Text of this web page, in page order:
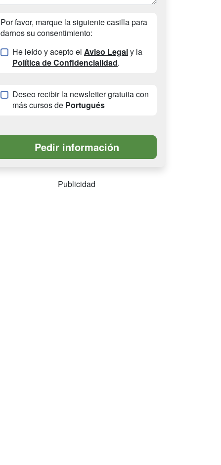
Por favor, marque la siguiente casilla para
darnos su consentimiento:
He leído y acepto el Aviso Legaly la
Política de Confidencialidad.
Deseo recibir la newsletter gratuita con
más cursos de Portugués
Publicidad